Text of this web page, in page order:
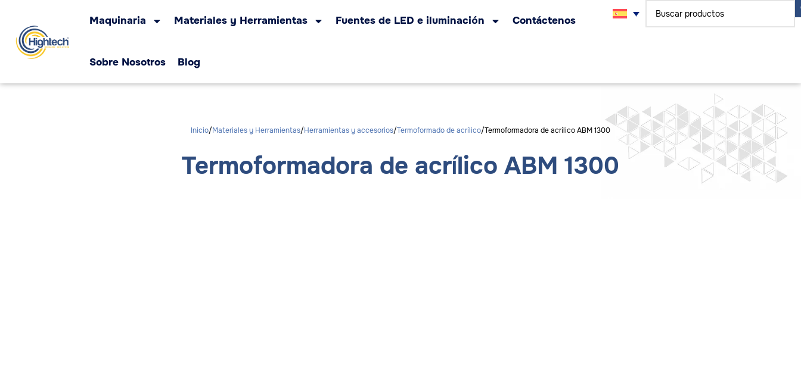
Maquinaria Materiales y Herramientas Fuentes de LED e iluminación Contáctenos
Sobre Nosotros Blog
Inicio Materiales y Herramientas Herramientas y accesorios Termoformado de acrílico Termoformadora de acrílico ABM 1300
Termoformadora de acrílico ABM 1300